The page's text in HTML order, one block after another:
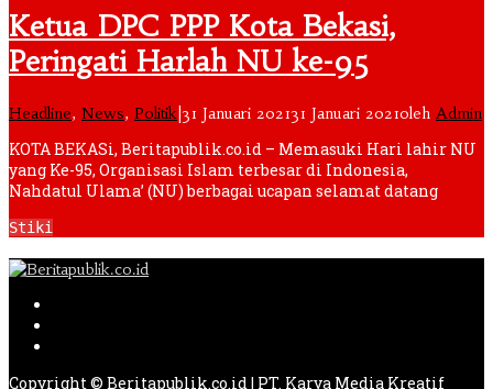
Ketua DPC PPP Kota Bekasi,
Peringati Harlah NU ke-95
Headline, News, Politik 31 Januari 202131 Januari 2021oleh Admin
KOTA BEKASi, Beritapublik.co.id – Memasuki Hari lahir NU
yang Ke-95, Organisasi Islam terbesar di Indonesia,
Nahdatul Ulama’ (NU) berbagai ucapan selamat datang
Stiki
Copyright © Beritapublik.co.id | PT. Karya Media Kreatif